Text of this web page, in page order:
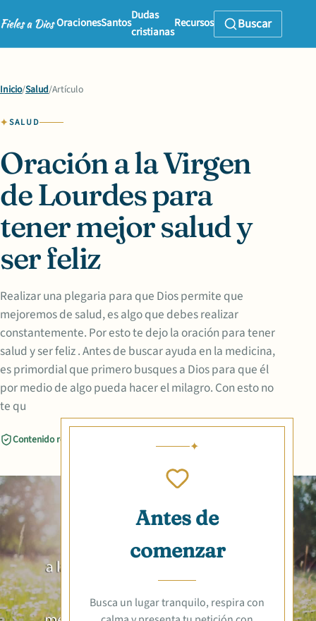
OracionesSantos
Dudas
cristianas
Recursos Buscar
Inicio/Salud/Artículo
SALUD
Oración a la Virgen
de Lourdes para
tener mejor salud y
ser feliz
Realizar una plegaria para que Dios permite que
mejoremos de salud, es algo que debes realizar
constantemente. Por esto te dejo la oración para tener
salud y ser feliz . Antes de buscar ayuda en la medicina,
es primordial que primero busques a Dios para que él
por medio de algo pueda hacer el milagro. Con esto no
te qu
Contenido revisado
Antes de
comenzar
Busca un lugar tranquilo, respira con